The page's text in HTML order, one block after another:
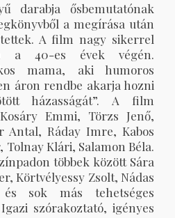
darabja ősbemutatónak
a megírása után
A film nagy sikerrel
a 40-es évek végén.
mama, aki humoros
áron rendbe akarja hozni
házasságát”. A film
Emmi, Törzs Jenő,
Antal, Ráday Imre, Kabos
Tolnay Klári, Salamon Béla.
többek között Sára
Körtvélyessy Zsolt, Nádas
sok más tehetséges
szórakoztató, igényes